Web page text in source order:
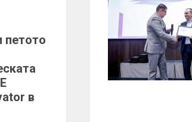
петото
в